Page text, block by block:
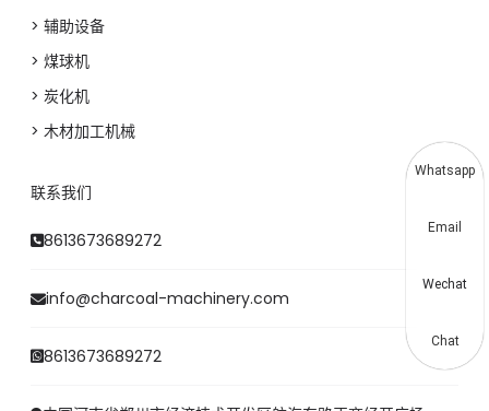
> 辅助设备
> 煤球机
> 炭化机
> 木材加工机械
联系我们
8613673689272
info@charcoal-machinery.com
8613673689272
Whatsapp
Email
Wechat
Chat